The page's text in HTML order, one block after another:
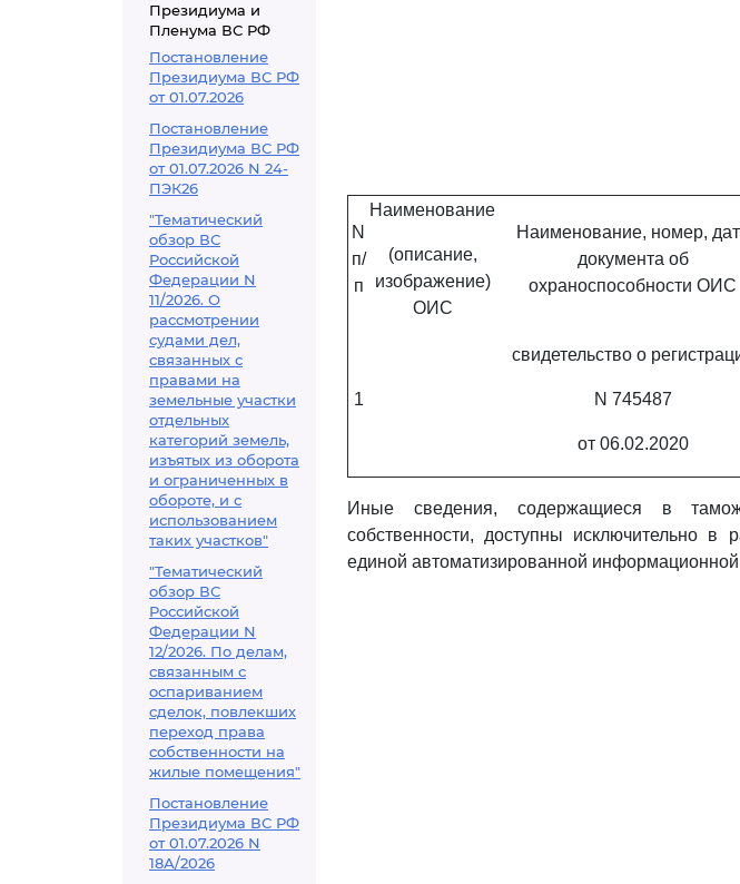
Президиума и
Пленума ВС РФ
Постановление
Президиума ВС РФ
от 01.07.2026
Постановление
Президиума ВС РФ
от 01.07.2026 N 24-
ПЭК26
"Тематический
обзор ВС
Российской
Федерации N
11/2026. О
рассмотрении
судами дел,
связанных с
правами на
земельные участки
отдельных
категорий земель,
изъятых из оборота
и ограниченных в
обороте, и с
использованием
таких участков"
"Тематический
обзор ВС
Российской
Федерации N
12/2026. По делам,
связанным с
оспариванием
сделок, повлекших
переход права
собственности на
жилые помещения"
Постановление
Президиума ВС РФ
от 01.07.2026 N
18А/2026
N
п/
п
Наименование
(описание,
изображение)
ОИС
Наименование, номер,
документа об
охраноспособности ОИС
1
свидетельство о
N 745487
от 06.02.2020
Иные сведения, содержащиеся в
собственности, доступны исключительно
единой автоматизированной